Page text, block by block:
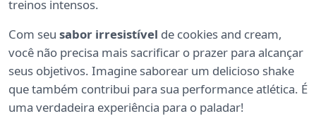
treinos intensos.
Com seu sabor irresistível de cookies and cream,
você não precisa mais sacrificar o prazer para alcançar
seus objetivos. Imagine saborear um delicioso shake
que também contribui para sua performance atlética. É
uma verdadeira experiência para o paladar!